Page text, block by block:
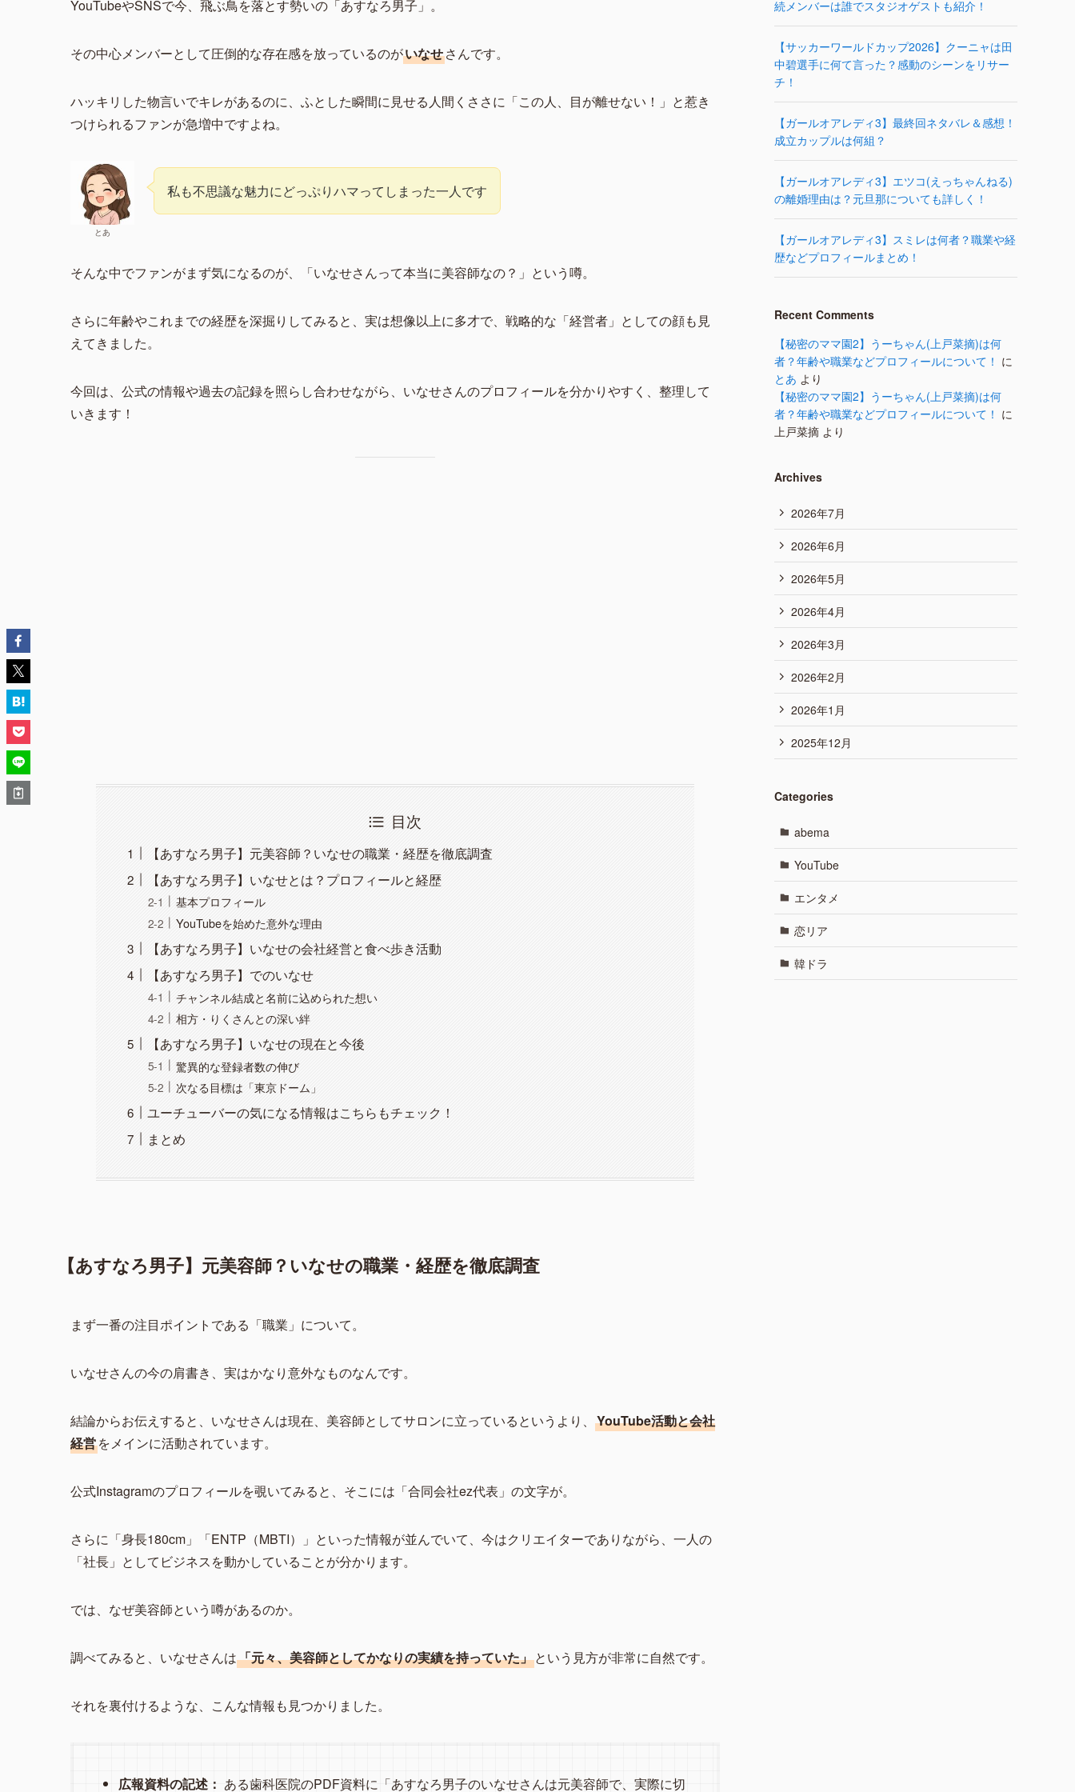
YouTubeやSNSで今、飛ぶ鳥を落とす勢いの「あすなろ男子」。
その中心メンバーとして圧倒的な存在感を放っているのがいなせさんです。
ハッキリした物言いでキレがあるのに、ふとした瞬間に見せる人間くささに「この人、目が離せない！」と惹き
つけられるファンが急増中ですよね。
とあ
私も不思議な魅力にどっぷりハマってしまった一人です
そんな中でファンがまず気になるのが、「いなせさんって本当に美容師なの？」という噂。
さらに年齢やこれまでの経歴を深掘りしてみると、実は想像以上に多才で、戦略的な「経営者」としての顔も見
えてきました。
今回は、公式の情報や過去の記録を照らし合わせながら、いなせさんのプロフィールを分かりやすく、整理して
いきます！
目次
【あすなろ男子】元美容師？いなせの職業・経歴を徹底調査
【あすなろ男子】いなせとは？プロフィールと経歴
基本プロフィール
YouTubeを始めた意外な理由
【あすなろ男子】いなせの会社経営と食べ歩き活動
【あすなろ男子】でのいなせ
チャンネル結成と名前に込められた想い
相方・りくさんとの深い絆
【あすなろ男子】いなせの現在と今後
驚異的な登録者数の伸び
次なる目標は「東京ドーム」
ユーチューバーの気になる情報はこちらもチェック！
まとめ
【あすなろ男子】元美容師？いなせの職業・経歴を徹底調査
まず一番の注目ポイントである「職業」について。
いなせさんの今の肩書き、実はかなり意外なものなんです。
結論からお伝えすると、いなせさんは現在、美容師としてサロンに立っているというより、 YouTube活動と会社
経営をメインに活動されています。
公式Instagramのプロフィールを覗いてみると、そこには「合同会社ez代表」の文字が。
さらに「身長180cm」「ENTP（MBTI）」といった情報が並んでいて、今はクリエイターでありながら、一人の
「社長」としてビジネスを動かしていることが分かります。
では、なぜ美容師という噂があるのか。
調べてみると、いなせさんは「元々、美容師としてかなりの実績を持っていた」という見方が非常に自然です。
それを裏付けるような、こんな情報も見つかりました。
広報資料の記述： ある歯科医院のPDF資料に「あすなろ男子のいなせさんは元美容師で、実際に切
続メンバーは誰でスタジオゲストも紹介！
【サッカーワールドカップ2026】クーニャは田
中碧選手に何て言った？感動のシーンをリサー
チ！
【ガールオアレディ3】最終回ネタバレ＆感想！
成立カップルは何組？
【ガールオアレディ3】エツコ(えっちゃんねる)
の離婚理由は？元旦那についても詳しく！
【ガールオアレディ3】スミレは何者？職業や経
歴などプロフィールまとめ！
Recent Comments
【秘密のママ園2】うーちゃん(上戸菜摘)は何
者？年齢や職業などプロフィールについて！ に
とあ より
【秘密のママ園2】うーちゃん(上戸菜摘)は何
者？年齢や職業などプロフィールについて！ に
上戸菜摘 より
Archives
2026年7月
2026年6月
2026年5月
2026年4月
2026年3月
2026年2月
2026年1月
2025年12月
Categories
abema
YouTube
エンタメ
恋リア
韓ドラ